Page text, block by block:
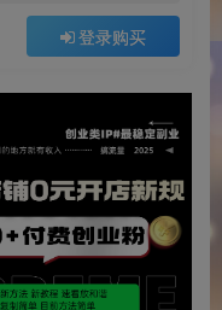
登录购买